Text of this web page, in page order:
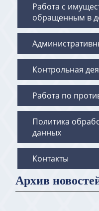
Работа с
обращенным в
Контрольная
Работа по
Политика
данных
Контакты
Архив